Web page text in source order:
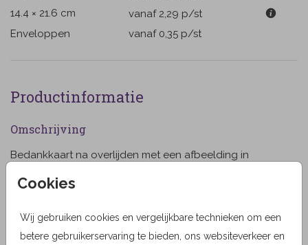
Cookies
Wij gebruiken cookies en vergelijkbare technieken om een
betere gebruikerservaring te bieden, ons websiteverkeer en
14.4 × 21.6 cm
vanaf 2,29 p/st
Enveloppen
vanaf 0,35 p/st
Productinformatie
Omschrijving
Bedankkaart na overlijden met een afbeelding in
MyCards Design